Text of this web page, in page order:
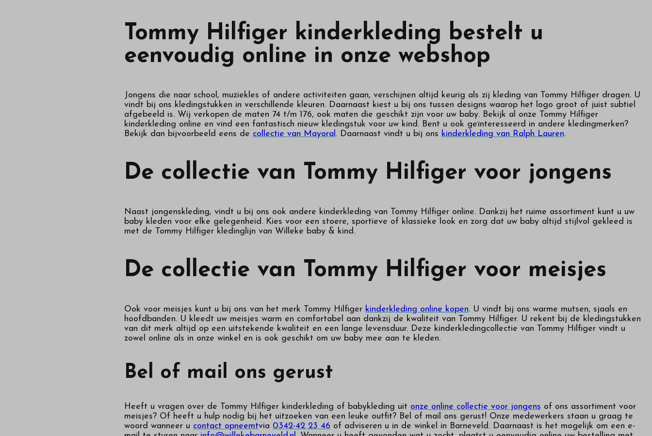
Tommy Hilfiger kinderkleding bestelt u
eenvoudig online in onze webshop
Jongens die naar school, muziekles of andere activiteiten gaan, verschijnen altijd keurig als zij kleding van Tommy Hilfiger dragen. U
vindt bij ons kledingstukken in verschillende kleuren. Daarnaast kiest u bij ons tussen designs waarop het logo groot of juist subtiel
afgebeeld is. Wij verkopen de maten 74 t/m 176, ook maten die geschikt zijn voor uw baby. Bekijk al onze Tommy Hilfiger
kinderkleding online en vind een fantastisch nieuw kledingstuk voor uw kind. Bent u ook geïnteresseerd in andere kledingmerken?
Bekijk dan bijvoorbeeld eens de collectie van Mayoral. Daarnaast vindt u bij ons kinderkleding van Ralph Lauren.
De collectie van Tommy Hilfiger voor jongens
Naast jongenskleding, vindt u bij ons ook andere kinderkleding van Tommy Hilfiger online. Dankzij het ruime assortiment kunt u uw
baby kleden voor elke gelegenheid. Kies voor een stoere, sportieve of klassieke look en zorg dat uw baby altijd stijlvol gekleed is
met de Tommy Hilfiger kledinglijn van Willeke baby & kind.
De collectie van Tommy Hilfiger voor meisjes
Ook voor meisjes kunt u bij ons van het merk Tommy Hilfiger kinderkleding online kopen. U vindt bij ons warme mutsen, sjaals en
hoofdbanden. U kleedt uw meisjes warm en comfortabel aan dankzij de kwaliteit van Tommy Hilfiger. U rekent bij de kledingstukken
van dit merk altijd op een uitstekende kwaliteit en een lange levensduur. Deze kinderkledingcollectie van Tommy Hilfiger vindt u
zowel online als in onze winkel en is ook geschikt om uw baby mee aan te kleden.
Bel of mail ons gerust
Heeft u vragen over de Tommy Hilfiger kinderkleding of babykleding uit onze online collectie voor jongens of ons assortiment voor
meisjes? Of heeft u hulp nodig bij het uitzoeken van een leuke outfit? Bel of mail ons gerust! Onze medewerkers staan u graag te
woord wanneer u contact opneemtvia 0342-42 23 46 of adviseren u in de winkel in Barneveld. Daarnaast is het mogelijk om een e-